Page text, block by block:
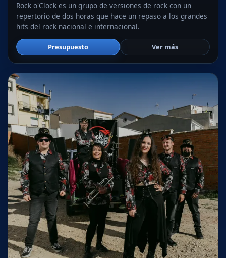
Rock o'Clock es un grupo de versiones de rock con un
repertorio de dos horas que hace un repaso a los grandes
hits del rock nacional e internacional.
Presupuesto Ver más